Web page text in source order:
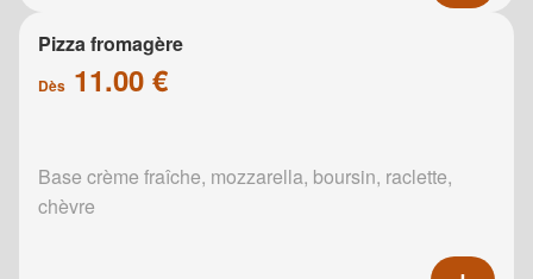
Pizza fromagère
Dès 11.00 €
Base crème fraîche, mozzarella, boursin, raclette,
chèvre